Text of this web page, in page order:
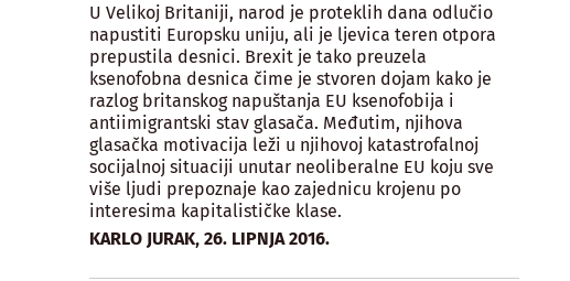
U Velikoj Britaniji, narod je proteklih dana odlučio
napustiti Europsku uniju, ali je ljevica teren otpora
prepustila desnici. Brexit je tako preuzela
ksenofobna desnica čime je stvoren dojam kako je
razlog britanskog napuštanja EU ksenofobija i
antiimigrantski stav glasača. Međutim, njihova
glasačka motivacija leži u njihovoj katastrofalnoj
socijalnoj situaciji unutar neoliberalne EU koju sve
više ljudi prepoznaje kao zajednicu krojenu po
interesima kapitalističke klase.
KARLO JURAK, 26. LIPNJA 2016.